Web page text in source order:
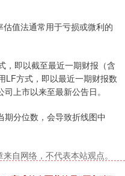
值法通常用于亏损或微利的
即以截至最近一期财报（含
LF方式，即以最近一期财报数
上市以来至最新公告日。
分位数，会导致折线图中
自网络，不代表本站观点。